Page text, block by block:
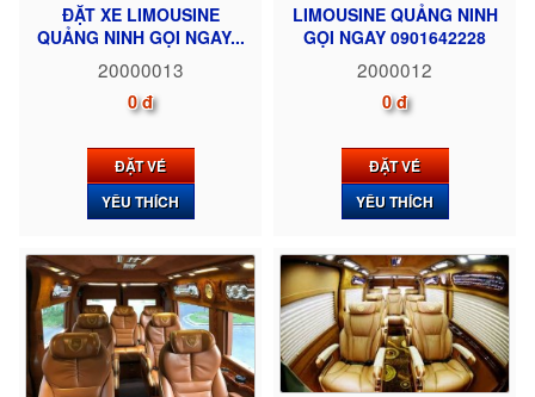
ĐẶT XE LIMOUSINE
QUẢNG NINH GỌI NGAY...
20000013
0 đ
ĐẶT VÉ
YÊU THÍCH
LIMOUSINE QUẢNG NINH
GỌI NGAY 0901642228
2000012
0 đ
ĐẶT VÉ
YÊU THÍCH